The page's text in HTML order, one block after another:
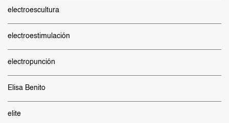
electroescultura
electroestimulación
electropunción
Elisa Benito
elite